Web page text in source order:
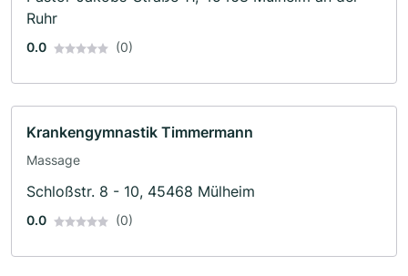
Ruhr
0.0 (0)
Krankengymnastik Timmermann
Massage
Schloßstr. 8 - 10, 45468 Mülheim
0.0 (0)